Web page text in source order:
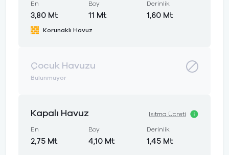
En
3,80 Mt
Boy
11 Mt
Derinlik
1,60 Mt
Korunaklı Havuz
Çocuk Havuzu
Bulunmuyor
Kapalı Havuz Isıtma Ücreti
En
2,75 Mt
Boy
4,10 Mt
Derinlik
1,45 Mt